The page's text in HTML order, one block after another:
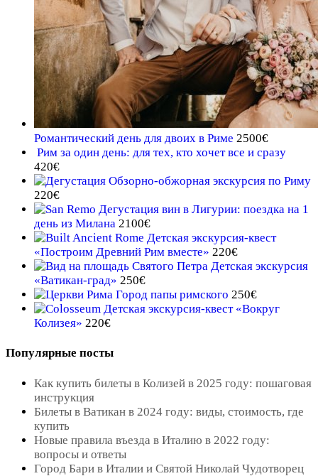
Романтический день для двоих в Риме 2500€
Рим за один день: для тех, кто хочет все и сразу
420€
Обзорно-обжорная экскурсия по Риму
220€
Дегустация вин в Лигурии: поездка на 1
день из Милана 2100€
Детская экскурсия-квест
«Построим Древний Рим вместе» 220€
Детская экскурсия
«Ватикан-град» 250€
Город папы римского 250€
Детская экскурсия-квест «Вокруг
Колизея» 220€
Популярные посты
Как купить билеты в Колизей в 2025 году: пошаговая
инструкция
Билеты в Ватикан в 2024 году: виды, стоимость, где
купить
Новые правила въезда в Италию в 2022 году:
вопросы и ответы
Город Бари в Италии и Святой Николай Чудотворец